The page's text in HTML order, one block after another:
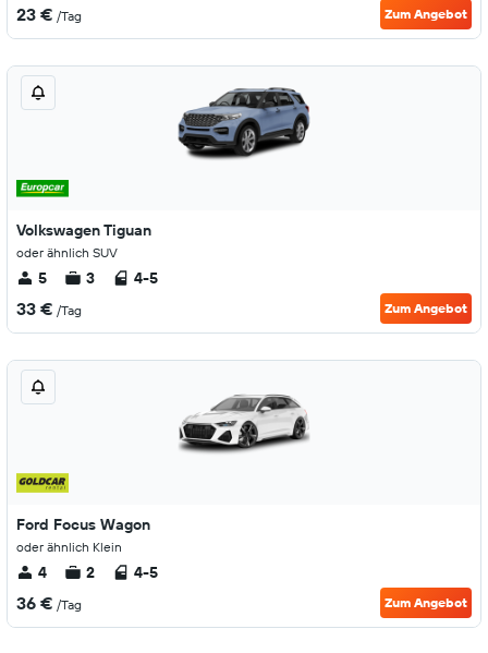
23 € /Tag Zum Angebot
Volkswagen Tiguan
oder ähnlich SUV
5 3 4-5
33 € /Tag Zum Angebot
Ford Focus Wagon
oder ähnlich Klein
4 2 4-5
36 € /Tag Zum Angebot